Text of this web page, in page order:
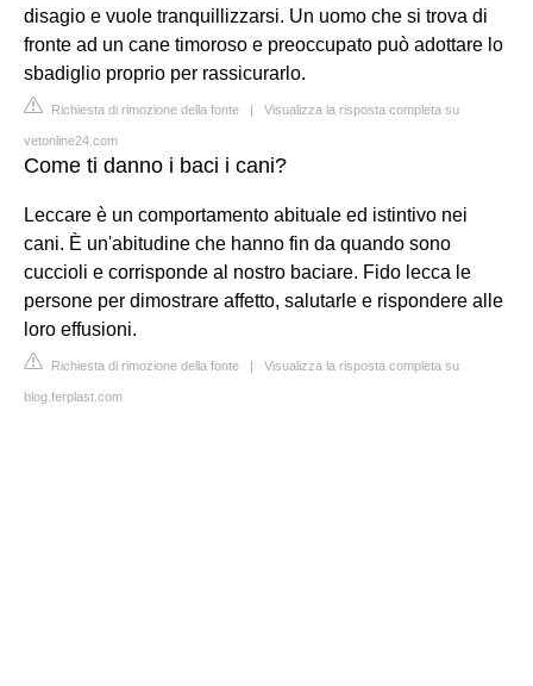
disagio e vuole tranquillizzarsi. Un uomo che si trova di
fronte ad un cane timoroso e preoccupato può adottare lo
sbadiglio proprio per rassicurarlo.
Richiesta di rimozione della fonte | Visualizza la risposta completa su
vetonline24.com
Come ti danno i baci i cani?
Leccare è un comportamento abituale ed istintivo nei
cani. È un'abitudine che hanno fin da quando sono
cuccioli e corrisponde al nostro baciare. Fido lecca le
persone per dimostrare affetto, salutarle e rispondere alle
loro effusioni.
Richiesta di rimozione della fonte | Visualizza la risposta completa su
blog.ferplast.com